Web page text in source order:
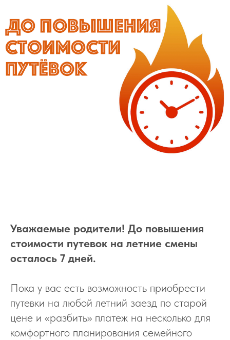
Уважаемые родители! До повышения
стоимости путевок на летние смены
осталось 7 дней.
Пока у вас есть возможность приобрести
путевки на любой летний заезд по старой
цене и «разбить» платеж на несколько для
комфортного планирования семейного